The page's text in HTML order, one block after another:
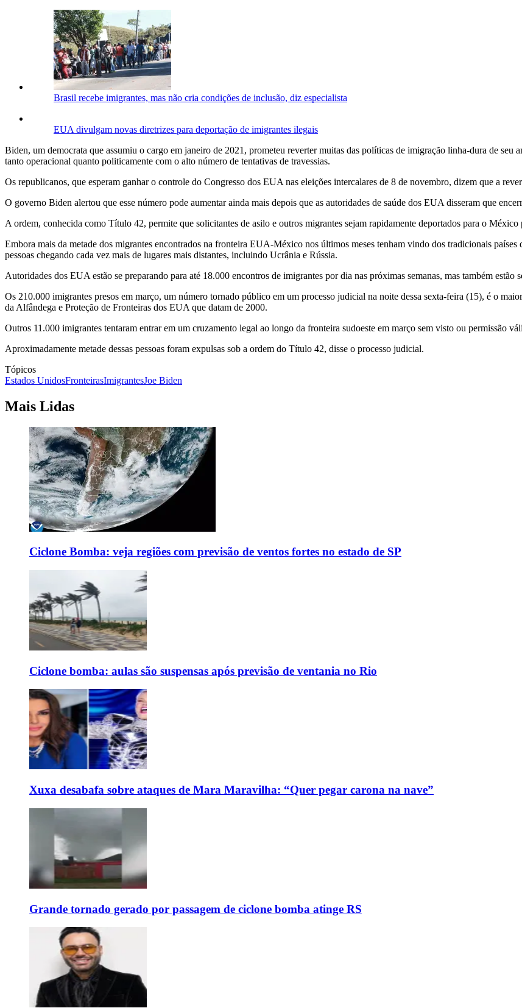
Brasil recebe imigrantes, mas não cria condições de inclusão, diz especialista
EUA divulgam novas diretrizes para deportação de imigrantes ilegais
Biden, um democrata que assumiu o cargo em janeiro de 2021, prometeu reverter muitas das políticas de imigração linha-dura de seu
tanto operacional quanto politicamente com o alto número de tentativas de travessias.
Os republicanos, que esperam ganhar o controle do Congresso dos EUA nas eleições intercalares de 8 de novembro, dizem que a
O governo Biden alertou que esse número pode aumentar ainda mais depois que as autoridades de saúde dos EUA disseram que
A ordem, conhecida como Título 42, permite que solicitantes de asilo e outros migrantes sejam rapidamente deportados para o
Embora mais da metade dos migrantes encontrados na fronteira EUA-México nos últimos meses tenham vindo dos tradicionais
pessoas chegando cada vez mais de lugares mais distantes, incluindo Ucrânia e Rússia.
Autoridades dos EUA estão se preparando para até 18.000 encontros de imigrantes por dia nas próximas semanas, mas também estão
Os 210.000 imigrantes presos em março, um número tornado público em um processo judicial na noite dessa sexta-feira (15), é o
da Alfândega e Proteção de Fronteiras dos EUA que datam de 2000.
Outros 11.000 imigrantes tentaram entrar em um cruzamento legal ao longo da fronteira sudoeste em março sem visto ou permissão
Aproximadamente metade dessas pessoas foram expulsas sob a ordem do Título 42, disse o processo judicial.
Tópicos
Estados UnidosFronteirasImigrantesJoe Biden
Mais Lidas
Ciclone Bomba: veja regiões com previsão de ventos fortes no estado de SP
Ciclone bomba: aulas são suspensas após previsão de ventania no Rio
Xuxa desabafa sobre ataques de Mara Maravilha: “Quer pegar carona na nave”
Grande tornado gerado por passagem de ciclone bomba atinge RS